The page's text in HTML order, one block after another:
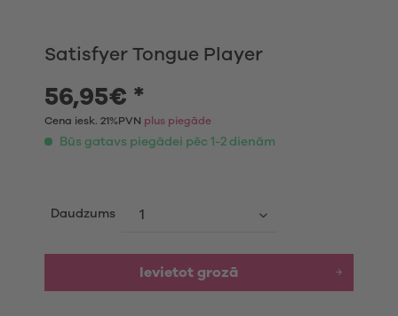
Satisfyer Tongue Player
56,95€ *
Cena iesk. 21%PVN plus piegāde
Būs gatavs piegādei pēc 1-2 dienām
Daudzums
Ievietot grozā